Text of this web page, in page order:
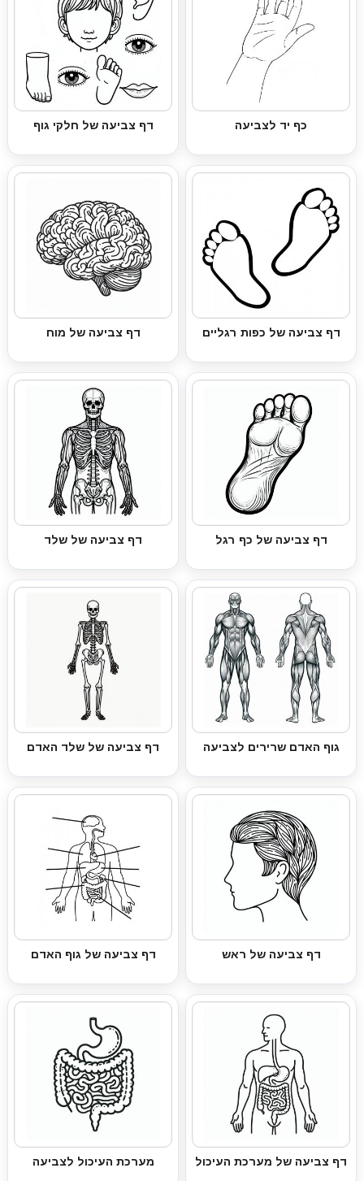
כף יד לצביעה דף צביעה של חלקי גוף
דף צביעה של כפות רגליים דף צביעה של מוח
דף צביעה של כף רגל דף צביעה של שלד
גוף האדם שרירים לצביעה דף צביעה של שלד האדם
דף צביעה של ראש דף צביעה של גוף האדם
דף צביעה של מערכת העיכול מערכת העיכול לצביעה